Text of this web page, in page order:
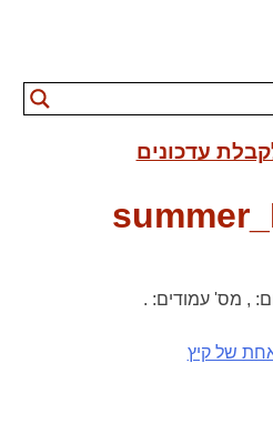
עדכונים
, מס' עמודים: .